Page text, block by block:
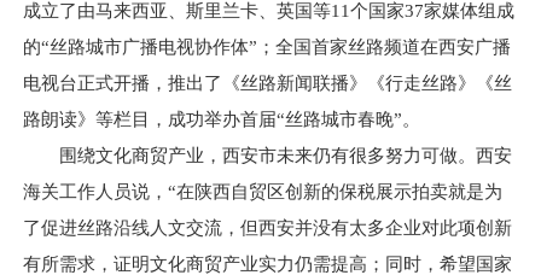
成立了由马来西亚、斯里兰卡、英国等11个国家37家媒体组成
的“丝路城市广播电视协作体”；全国首家丝路频道在西安广播
电视台正式开播，推出了《丝路新闻联播》《行走丝路》《丝
路朗读》等栏目，成功举办首届“丝路城市春晚”。
围绕文化商贸产业，西安市未来仍有很多努力可做。西安
海关工作人员说，“在陕西自贸区创新的保税展示拍卖就是为
了促进丝路沿线人文交流，但西安并没有太多企业对此项创新
有所需求，证明文化商贸产业实力仍需提高；同时，希望国家